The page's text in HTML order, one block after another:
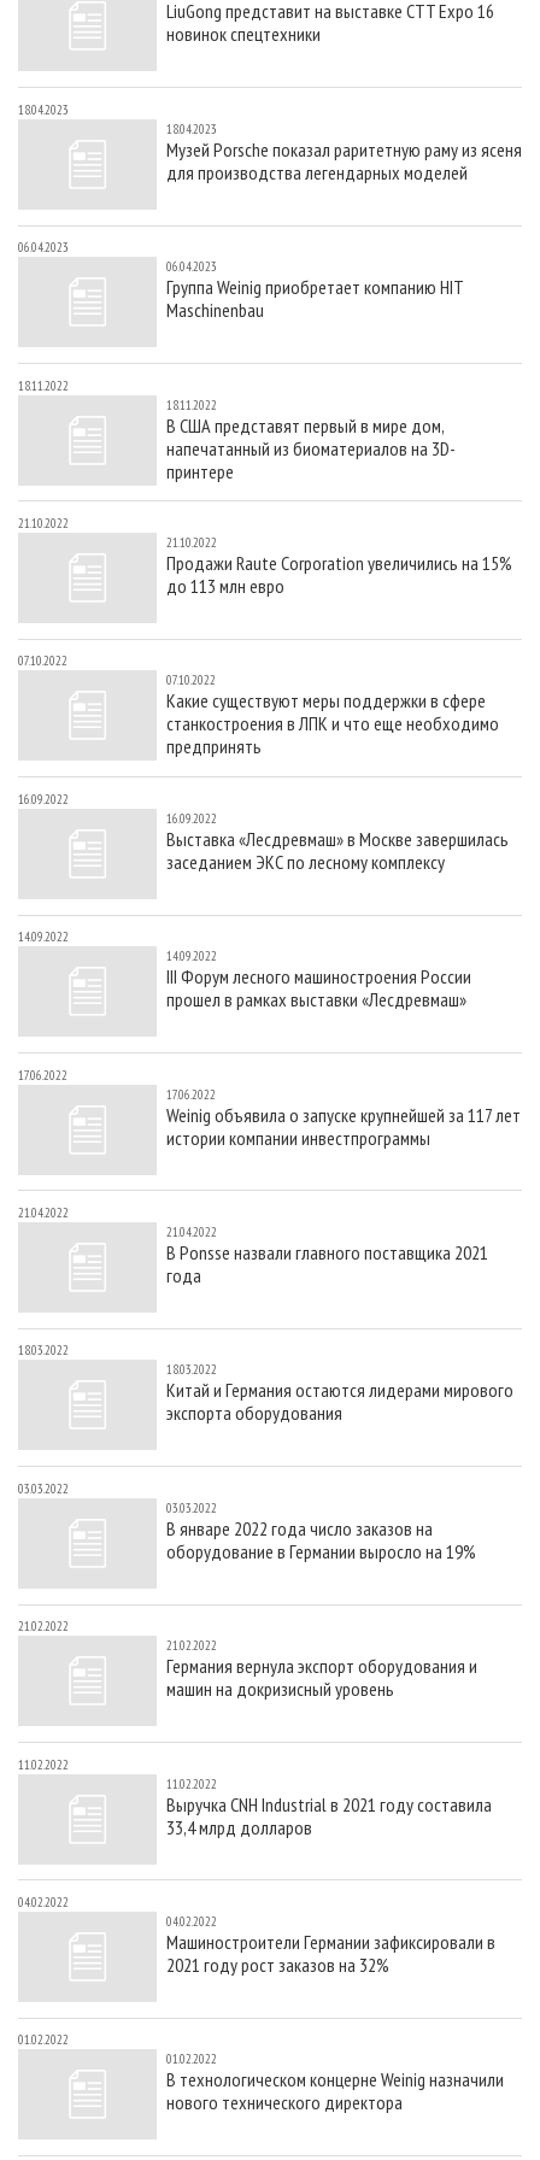
СУШКА ДРЕВЕСИНЫ
ПРОИЗВОДСТВО ДРЕВЕСНЫХ ПЛИТ
ДЕРЕВЯННОЕ ДОМОСТРОЕНИЕ
ПРОИЗВОДСТВО МЕБЕЛИ
БИОЭНЕРГЕТИКА
ЦБП
ИНСТРУМЕНТ И МАТЕРИАЛЫ
ПЕРСОНЫ
МОБИЛЬНЫЕ ВЫСТАВКИ
ПРИОРИТЕТНЫЕ ИНВЕСТПРОЕКТЫ
RUSSIAN FORESTRY REVIEW
ГАЗЕТА ЛЕСПРОМФОРУМ
БИБЛИОТЕКА СПЕЦИАЛИСТА
КОНТАКТЫ
РЕКЛАМА
LiuGong представит на выставке CTT Expo 16
новинок спецтехники
18.04.2023
18.04.2023
Музей Porsche показал раритетную раму из ясеня
для производства легендарных моделей
06.04.2023
06.04.2023
Группа Weinig приобретает компанию HIT
Maschinenbau
18.11.2022
18.11.2022
В США представят первый в мире дом,
напечатанный из биоматериалов на 3D-
принтере
21.10.2022
21.10.2022
Продажи Raute Corporation увеличились на 15%
до 113 млн евро
07.10.2022
07.10.2022
Какие существуют меры поддержки в сфере
станкостроения в ЛПК и что еще необходимо
предпринять
16.09.2022
16.09.2022
Выставка «Лесдревмаш» в Москве завершилась
заседанием ЭКС по лесному комплексу
14.09.2022
14.09.2022
III Форум лесного машиностроения России
прошел в рамках выставки «Лесдревмаш»
17.06.2022
17.06.2022
Weinig объявила о запуске крупнейшей за 117 лет
истории компании инвестпрограммы
21.04.2022
21.04.2022
В Ponsse назвали главного поставщика 2021
года
18.03.2022
18.03.2022
Китай и Германия остаются лидерами мирового
экспорта оборудования
03.03.2022
03.03.2022
В январе 2022 года число заказов на
оборудование в Германии выросло на 19%
21.02.2022
21.02.2022
Германия вернула экспорт оборудования и
машин на докризисный уровень
11.02.2022
11.02.2022
Выручка CNH Industrial в 2021 году составила
33,4 млрд долларов
04.02.2022
04.02.2022
Машиностроители Германии зафиксировали в
2021 году рост заказов на 32%
01.02.2022
01.02.2022
В технологическом концерне Weinig назначили
нового технического директора